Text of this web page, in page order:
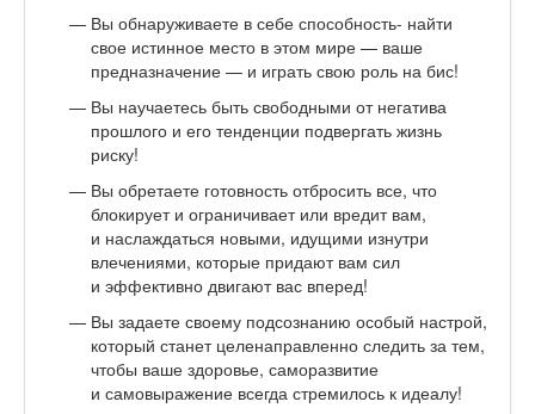
Вы обнаруживаете в себе способность- найти
свое истинное место в этом мире — ваше
предназначение — и играть свою роль на бис!
Вы научаетесь быть свободными от негатива
прошлого и его тенденции подвергать жизнь
риску!
Вы обретаете готовность отбросить все, что
блокирует и ограничивает или вредит вам,
и наслаждаться новыми, идущими изнутри
влечениями, которые придают вам сил
и эффективно двигают вас вперед!
Вы задаете своему подсознанию особый настрой,
который станет целенаправленно следить за тем,
чтобы ваше здоровье, саморазвитие
и самовыражение всегда стремилось к идеалу!